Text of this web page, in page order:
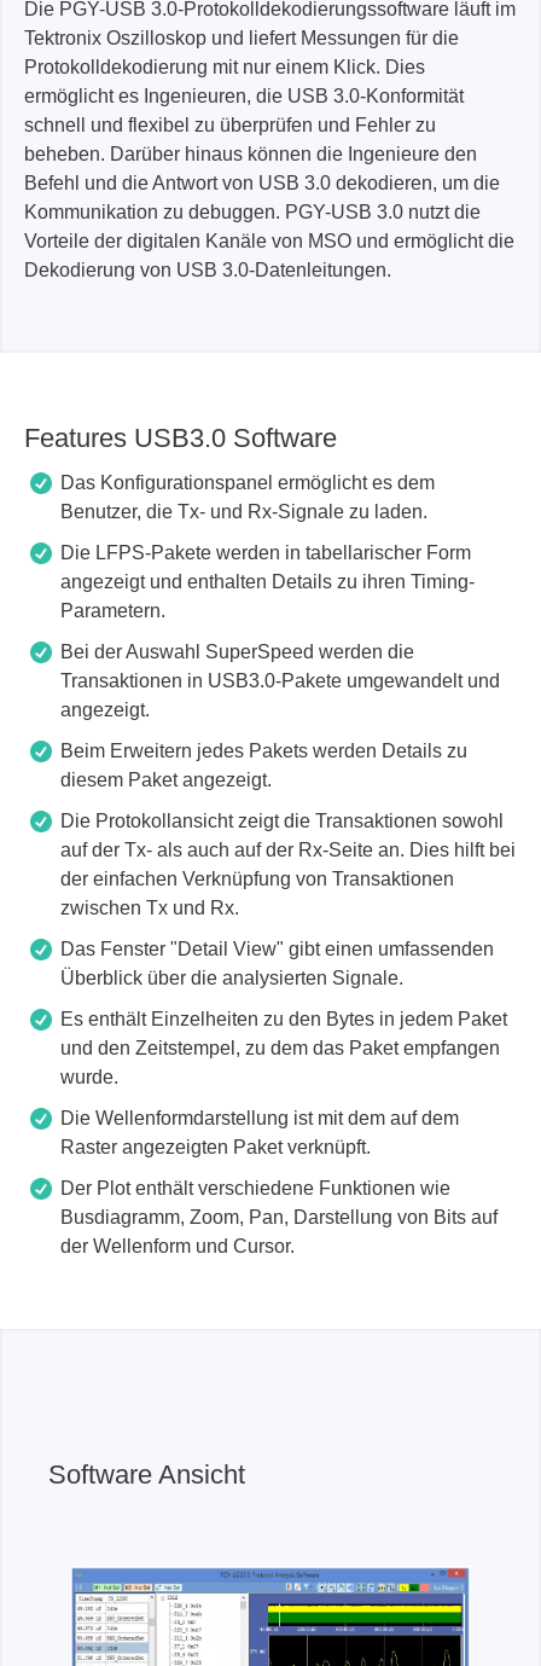
Die PGY-USB 3.0-Protokolldekodierungssoftware läuft im
Tektronix Oszilloskop und liefert Messungen für die
Protokolldekodierung mit nur einem Klick. Dies
ermöglicht es Ingenieuren, die USB 3.0-Konformität
schnell und flexibel zu überprüfen und Fehler zu
beheben. Darüber hinaus können die Ingenieure den
Befehl und die Antwort von USB 3.0 dekodieren, um die
Kommunikation zu debuggen. PGY-USB 3.0 nutzt die
Vorteile der digitalen Kanäle von MSO und ermöglicht die
Dekodierung von USB 3.0-Datenleitungen.
Features USB3.0 Software
Das Konfigurationspanel ermöglicht es dem
Benutzer, die Tx- und Rx-Signale zu laden.
Die LFPS-Pakete werden in tabellarischer Form
angezeigt und enthalten Details zu ihren Timing-
Parametern.
Bei der Auswahl SuperSpeed werden die
Transaktionen in USB3.0-Pakete umgewandelt und
angezeigt.
Beim Erweitern jedes Pakets werden Details zu
diesem Paket angezeigt.
Die Protokollansicht zeigt die Transaktionen sowohl
auf der Tx- als auch auf der Rx-Seite an. Dies hilft bei
der einfachen Verknüpfung von Transaktionen
zwischen Tx und Rx.
Das Fenster "Detail View" gibt einen umfassenden
Überblick über die analysierten Signale.
Es enthält Einzelheiten zu den Bytes in jedem Paket
und den Zeitstempel, zu dem das Paket empfangen
wurde.
Die Wellenformdarstellung ist mit dem auf dem
Raster angezeigten Paket verknüpft.
Der Plot enthält verschiedene Funktionen wie
Busdiagramm, Zoom, Pan, Darstellung von Bits auf
der Wellenform und Cursor.
Software Ansicht